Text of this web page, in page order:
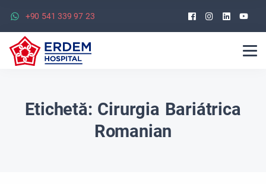
+90 541 339 97 23 Facebook
Etichetă: Cirurgia Bariátrica
Romanian